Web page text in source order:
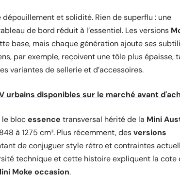
dépouillement et solidité. Rien de superflu : une
de bord réduit à l’essentiel. Les versions
base, mais chaque génération ajoute ses
par exemple, reçoivent une tôle plus épaisse,
variantes de sellerie et d’accessoires.
urbains disponibles sur le marché avant
le blocessence transversal hérité de la Mini
à 1275 cm³. Plus récemment, desversions
de conjuguer style rétro et contraintes
technique et cette histoire expliquent la cote
Moke occasion.